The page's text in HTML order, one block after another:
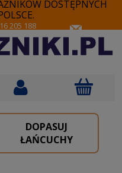
DOSTĘPNYCH
205 188
DOPASUJ
ŁAŃCUCHY